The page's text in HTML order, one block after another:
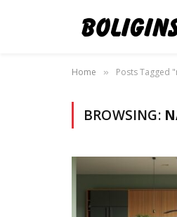
Home » Posts Tagged
BROWSING: